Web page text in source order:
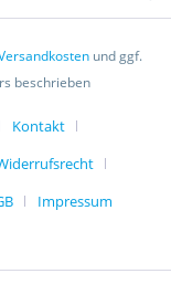
und ggf.
beschrieben
Kontakt
Impressum